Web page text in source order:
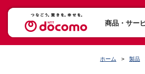
商品・サー
ホーム 製品